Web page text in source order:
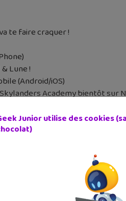
te faire craquer !
Lune !
(Android/iOS)
Academy bientôt sur
Junior utilise des cookies